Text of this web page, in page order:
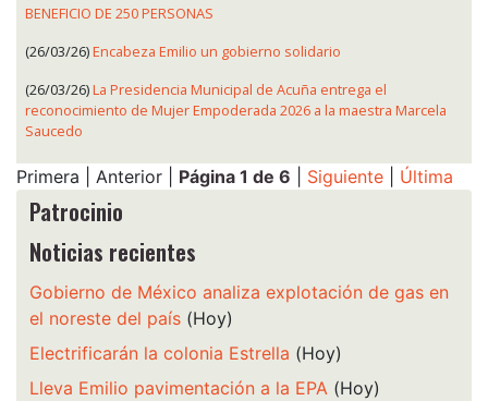
BENEFICIO DE 250 PERSONAS
(26/03/26)Encabeza Emilio un gobierno solidario
(26/03/26)La Presidencia Municipal de Acuña entrega el
reconocimiento de Mujer Empoderada 2026 a la maestra Marcela
Saucedo
Primera | Anterior | Página 1 de 6 Siguiente Última
Patrocinio
Noticias recientes
Gobierno de México analiza explotación de gas en
el noreste del país (Hoy)
Electrificarán la colonia Estrella (Hoy)
Lleva Emilio pavimentación a la EPA (Hoy)